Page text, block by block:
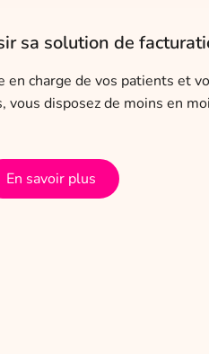
sa solution de
en charge de vos patients et
disposez de moins en
En savoir plus